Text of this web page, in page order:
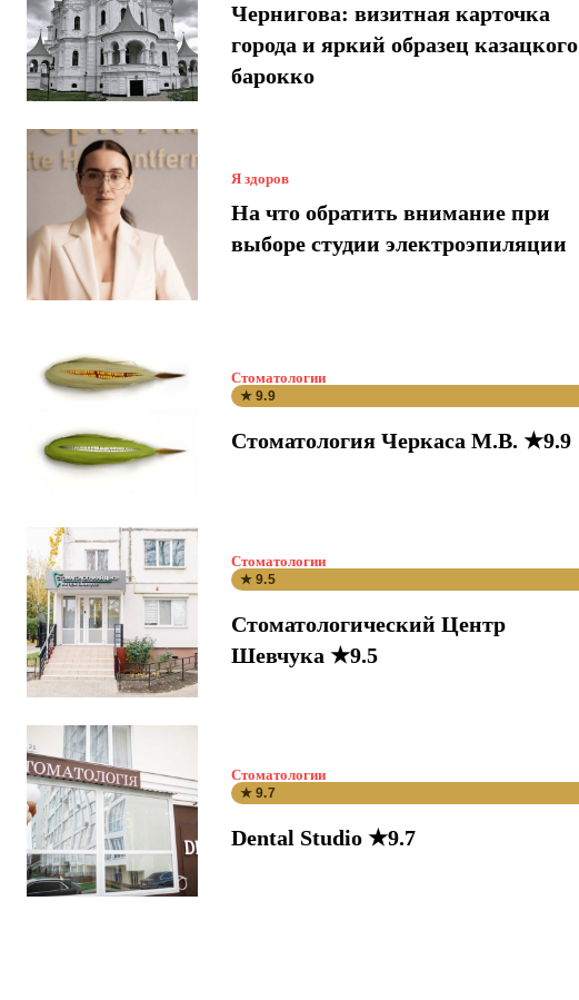
Чернигова: визитная карточка
города и яркий образец казацкого
барокко
Я здоров
На что обратить внимание при
выборе студии электроэпиляции
Стоматологии
★ 9.9
Стоматология Черкаса М.В. ★9.9
Стоматологии
★ 9.5
Стоматологический Центр
Шевчука ★9.5
Стоматологии
★ 9.7
Dental Studio ★9.7